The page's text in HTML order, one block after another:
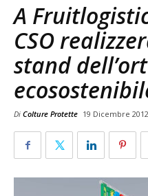
A
CSO
stand
Di Colture Protette 19 Dicembre 2012